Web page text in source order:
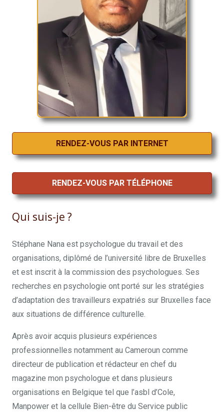
Qui suis-je ?
Stéphane Nana est psychologue du travail et des
organisations, diplômé de l’université libre de Bruxelles
et est inscrit à la commission des psychologues. Ses
recherches en psychologie ont porté sur les stratégies
d’adaptation des travailleurs expatriés sur Bruxelles face
aux situations de différence culturelle.
Après avoir acquis plusieurs expériences
professionnelles notamment au Cameroun comme
directeur de publication et rédacteur en chef du
magazine mon psychologue et dans plusieurs
organisations en Belgique tel que l’asbl d’Cole,
Manpower et la cellule Bien-être du Service public
RENDEZ-VOUS PAR INTERNET
RENDEZ-VOUS PAR TÉLÉPHONE